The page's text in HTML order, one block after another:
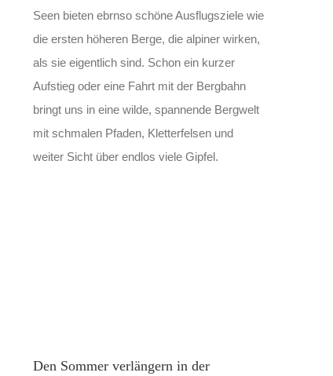
Seen bieten ebrnso schöne Ausflugsziele wie
die ersten höheren Berge, die alpiner wirken,
als sie eigentlich sind. Schon ein kurzer
Aufstieg oder eine Fahrt mit der Bergbahn
bringt uns in eine wilde, spannende Bergwelt
mit schmalen Pfaden, Kletterfelsen und
weiter Sicht über endlos viele Gipfel.
Den Sommer verlängern in der